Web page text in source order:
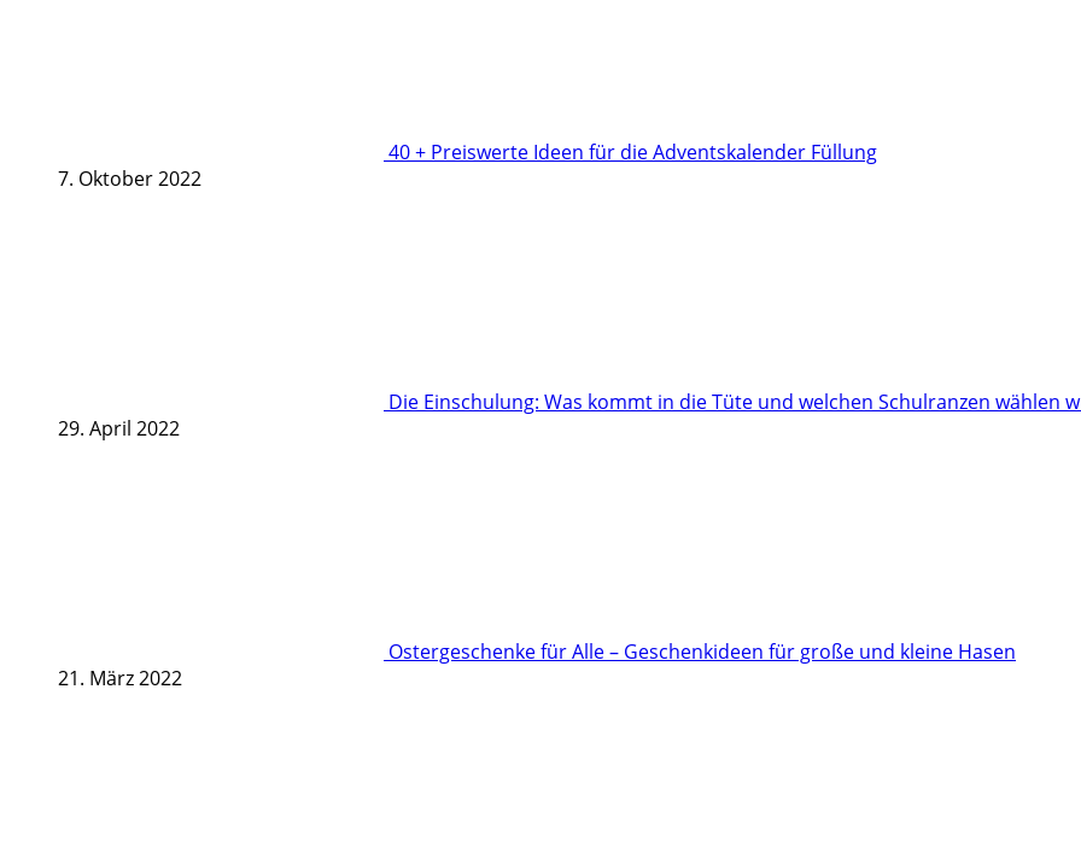
40 + Preiswerte Ideen für die Adventskalender Füllung
7. Oktober 2022
Die Einschulung: Was kommt in die Tüte und welchen Schulranzen wählen
29. April 2022
Ostergeschenke für Alle – Geschenkideen für große und kleine Hasen
21. März 2022